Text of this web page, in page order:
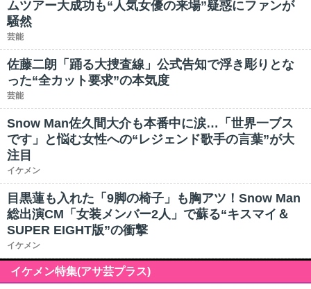
ムツアー大成功も“人気女優の来場”疑惑にファンが
騒然
芸能
佐藤二朗「踊る大捜査線」公式告知で浮き彫りとな
った“全カット要求”の本気度
芸能
Snow Man佐久間大介も本番中に涙…「世界一ブス
です」と悩む女性への“レジェンド歌手の言葉”が大
注目
イケメン
目黒蓮も入れた「9脚の椅子」も胸アツ！Snow Man
総出演CM「女装メンバー2人」で蘇る“キスマイ＆
SUPER EIGHT版”の衝撃
イケメン
イケメン特集(アサ芸プラス)